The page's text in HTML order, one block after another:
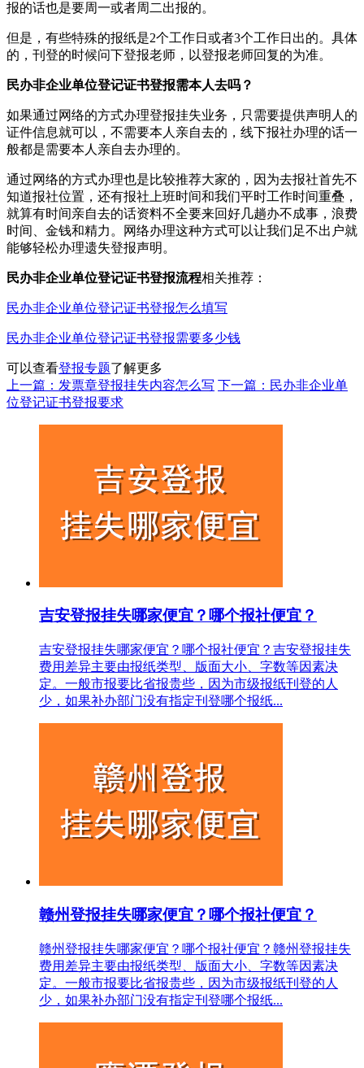
报的话也是要周一或者周二出报的。
但是，有些特殊的报纸是2个工作日或者3个工作日出的。具体
的，刊登的时候问下登报老师，以登报老师回复的为准。
民办非企业单位登记证书登报需本人去吗？
如果通过网络的方式办理登报挂失业务，只需要提供声明人的
证件信息就可以，不需要本人亲自去的，线下报社办理的话一
般都是需要本人亲自去办理的。
通过网络的方式办理也是比较推荐大家的，因为去报社首先不
知道报社位置，还有报社上班时间和我们平时工作时间重叠，
就算有时间亲自去的话资料不全要来回好几趟办不成事，浪费
时间、金钱和精力。网络办理这种方式可以让我们足不出户就
能够轻松办理遗失登报声明。
民办非企业单位登记证书登报流程相关推荐：
民办非企业单位登记证书登报怎么填写
民办非企业单位登记证书登报需要多少钱
可以查看登报专题了解更多
上一篇：发票章登报挂失内容怎么写 下一篇：民办非企业单
位登记证书登报要求
吉安登报挂失哪家便宜？哪个报社便宜？
吉安登报挂失哪家便宜？哪个报社便宜？吉安登报挂失
费用差异主要由报纸类型、版面大小、字数等因素决
定。一般市报要比省报贵些，因为市级报纸刊登的人
少，如果补办部门没有指定刊登哪个报纸...
赣州登报挂失哪家便宜？哪个报社便宜？
赣州登报挂失哪家便宜？哪个报社便宜？赣州登报挂失
费用差异主要由报纸类型、版面大小、字数等因素决
定。一般市报要比省报贵些，因为市级报纸刊登的人
少，如果补办部门没有指定刊登哪个报纸...